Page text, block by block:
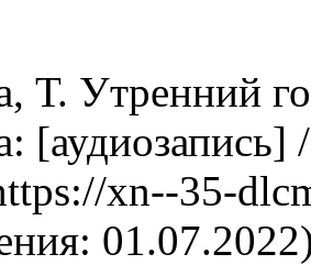
Т. Утренний
xn--35-